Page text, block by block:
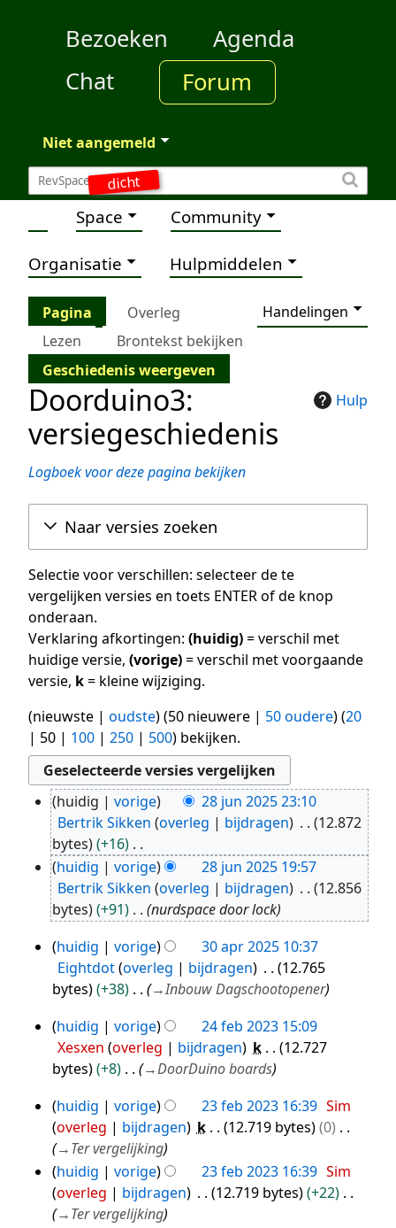
dicht
Bezoeken
Agenda
Chat
Forum
Niet aangemeld
Space Community
Organisatie Hulpmiddelen
Pagina Overleg
Handelingen
Lezen
Brontekst bekijken
Geschiedenis weergeven
Hulp
Doorduino3:
versiegeschiedenis
Logboek voor deze pagina bekijken
Naar versies zoeken
Selectie voor verschillen: selecteer de te
vergelijken versies en toets ENTER of de knop
onderaan.
Verklaring afkortingen: (huidig)= verschil met
huidige versie, (vorige)= verschil met voorgaande
versie, k= kleine wijziging.
(nieuwste | oudste) (50 nieuwere | 50 oudere) (20
| 50 | 100 | 250 | 500) bekijken.
28
jun
2025
huidig vorige
28 jun 2025 23:10
Bertrik Sikken overleg bijdragen
12.872
bytes
+16
G
e
e
n
b
w
r
k
i
n
g
s
s
a
m
huidig vorige
28 jun 2025 19:57
Bertrik Sikken overleg bijdragen
12.856
bytes
+91 nurdspace door lock
30
apr
2025
huidig vorige
30 apr 2025 10:37
Eightdot overleg bijdragen
12.765
bytes
+38 →Inbouw Dagschootopener
24
feb
2023
huidig vorige
24 feb 2023 15:09
Xesxen overleg bijdragen k
12.727
bytes
+8 →DoorDuino boards
23
feb
2023
huidig vorige 23 feb 2023 16:39 Sim
overleg
bijdragen k 12.719 bytes
0
→Ter vergelijking
huidig
vorige 23 feb 2023 16:39 Sim
overleg
bijdragen 12.719 bytes
+22
→Ter vergelijking